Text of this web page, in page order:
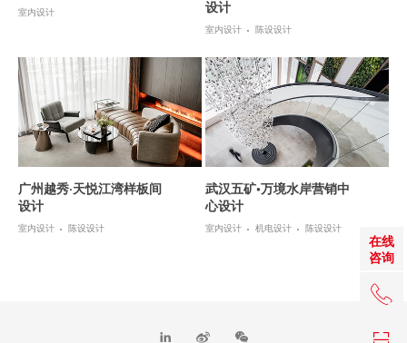
在线
咨询
+86
室内设计
设计
室内设计 陈设设计
广州越秀·天悦江湾样板间
设计
室内设计 陈设设计
武汉五矿•万境水岸营销中
心设计
室内设计 机电设计 陈设设计